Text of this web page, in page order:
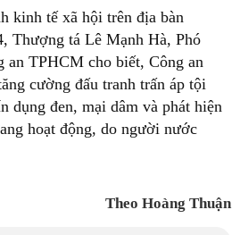
kinh tế xã hội trên địa bàn
Thượng tá Lê Mạnh Hà, Phó
an TPHCM cho biết, Công an
cường đấu tranh trấn áp tội
dụng đen, mại dâm và phát hiện
hoạt động, do người nước
Theo Hoàng Thuận